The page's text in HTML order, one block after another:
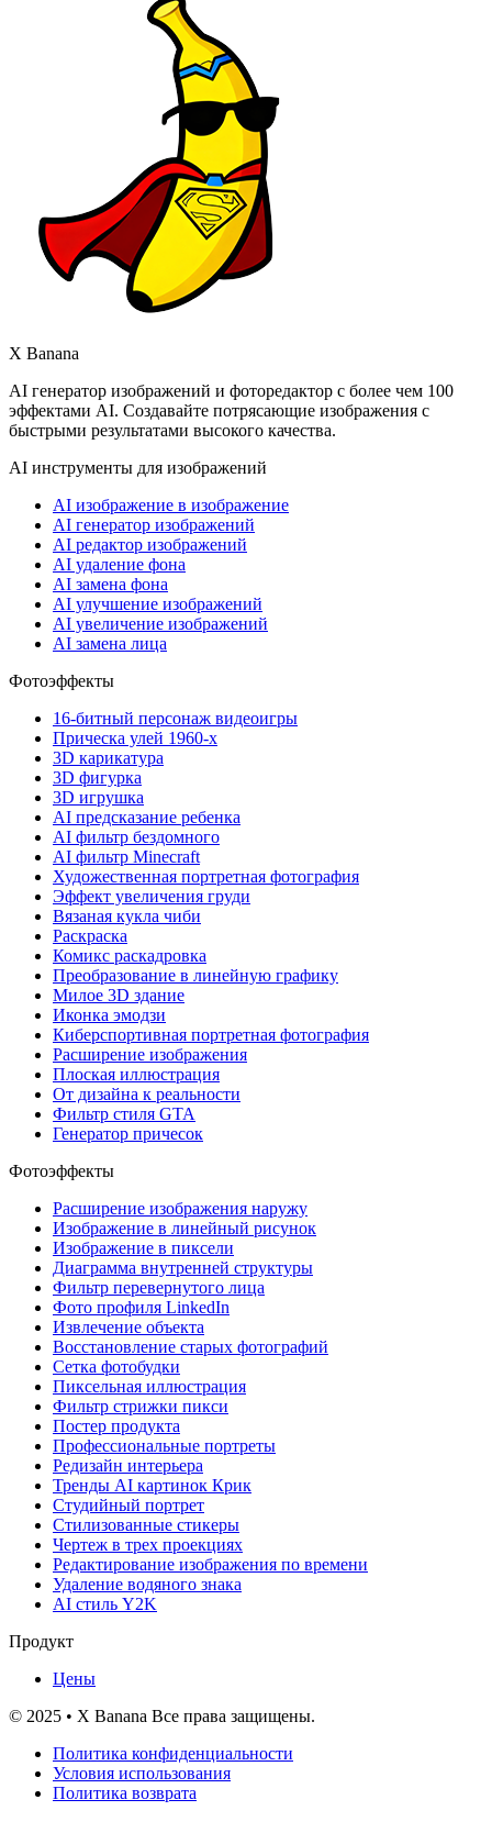
X Banana
AI генератор изображений и фоторедактор с более чем 100
эффектами AI. Создавайте потрясающие изображения с
быстрыми результатами высокого качества.
AI инструменты для изображений
AI изображение в изображение
AI генератор изображений
AI редактор изображений
AI удаление фона
AI замена фона
AI улучшение изображений
AI увеличение изображений
AI замена лица
Фотоэффекты
16-битный персонаж видеоигры
Прическа улей 1960-х
3D карикатура
3D фигурка
3D игрушка
AI предсказание ребенка
AI фильтр бездомного
AI фильтр Minecraft
Художественная портретная фотография
Эффект увеличения груди
Вязаная кукла чиби
Раскраска
Комикс раскадровка
Преобразование в линейную графику
Милое 3D здание
Иконка эмодзи
Киберспортивная портретная фотография
Расширение изображения
Плоская иллюстрация
От дизайна к реальности
Фильтр стиля GTA
Генератор причесок
Фотоэффекты
Расширение изображения наружу
Изображение в линейный рисунок
Изображение в пиксели
Диаграмма внутренней структуры
Фильтр перевернутого лица
Фото профиля LinkedIn
Извлечение объекта
Восстановление старых фотографий
Сетка фотобудки
Пиксельная иллюстрация
Фильтр стрижки пикси
Постер продукта
Профессиональные портреты
Редизайн интерьера
Тренды AI картинок Крик
Студийный портрет
Стилизованные стикеры
Чертеж в трех проекциях
Редактирование изображения по времени
Удаление водяного знака
AI стиль Y2K
Продукт
Цены
© 2025 • X Banana Все права защищены.
Политика конфиденциальности
Условия использования
Политика возврата